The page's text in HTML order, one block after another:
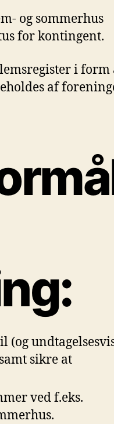
og sommerhus
for kontingent.
i form
af
(og
sikre at
ved f.eks.